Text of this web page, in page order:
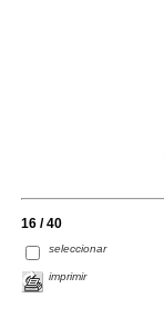
16 / 40
seleccionar
imprimir